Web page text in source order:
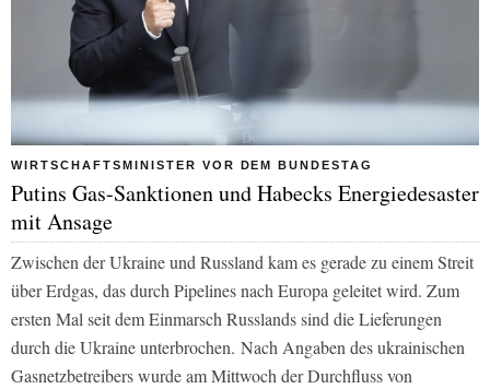
WIRTSCHAFTSMINISTER VOR DEM BUNDESTAG
Putins Gas-Sanktionen und Habecks Energiedesaster
mit Ansage
Zwischen der Ukraine und Russland kam es gerade zu einem Streit
über Erdgas, das durch Pipelines nach Europa geleitet wird. Zum
ersten Mal seit dem Einmarsch Russlands sind die Lieferungen
durch die Ukraine unterbrochen. Nach Angaben des ukrainischen
Gasnetzbetreibers wurde am Mittwoch der Durchfluss von